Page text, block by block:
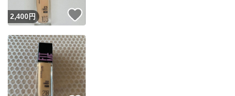
いいね！
2,400円